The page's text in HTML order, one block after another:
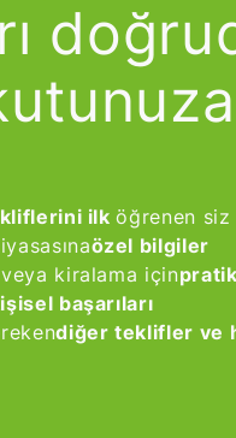
ilköğrenen siz
özel bilgiler
veya kiralama için
başarıları
diğer teklifler ve